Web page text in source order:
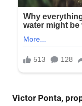
Victor Ponta,